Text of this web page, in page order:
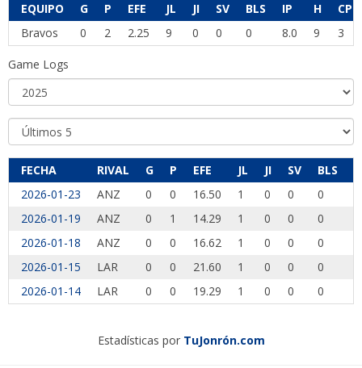
EQUIPO G P EFE JL JI SV BLS IP H
CP
Bravos
0 2 2.25 9 0 0 0 8.0 9 3
Game Logs
FECHA RIVAL G P EFE JL JI SV BLS
2026-01-23
ANZ 0 0 16.50 1 0 0 0
2026-01-19
ANZ 0 1 14.29 1 0 0 0
2026-01-18
ANZ 0 0 16.62 1 0 0 0
2026-01-15
LAR 0 0 21.60 1 0 0 0
2026-01-14
LAR 0 0 19.29 1 0 0 0
Estadísticas por TuJonrón.com